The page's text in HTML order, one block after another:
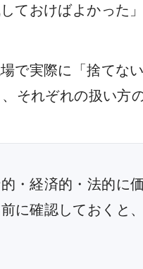
ておけばよかった
で実際に「捨てな
それぞれの扱い方
・経済的・法的に
に確認しておくと